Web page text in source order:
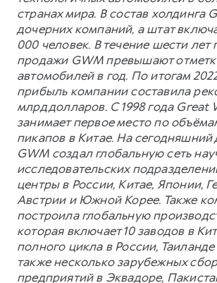
странах мира. В состав холдинга
дочерних компаний, а штат
000 человек. В течение шести лет
продажи GWM превышают
автомобилей в год. По итогам
прибыль компании составила
млрд долларов. С 1998 года Great
занимает первое место по
пикапов в Китае. На сегодняшний
GWM создал глобальную сеть
исследовательских
центры в России, Китае, Японии,
Австрии и Южной Корее. Также
построила глобальную
которая включает 10 заводов в
полного цикла в России,
также несколько зарубежных
предприятий в Эквадоре,